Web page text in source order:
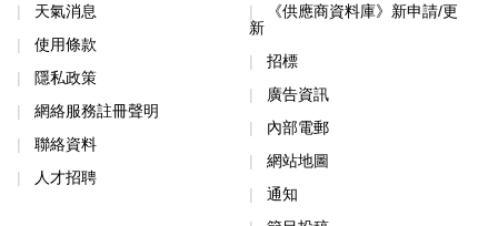
天氣消息
使用條款
隱私政策
網絡服務註冊聲明
聯絡資料
人才招聘
《供應商資料庫》新申請/更
新
招標
廣告資訊
內部電郵
網站地圖
通知